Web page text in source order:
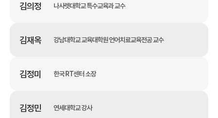
김의정 나사렛대학교 특수교육과 교수
김재옥 강남대학교 교육대학원 언어치료교육전공 교수
김정미 한국 RT센터 소장
김정민 연세대학교 강사